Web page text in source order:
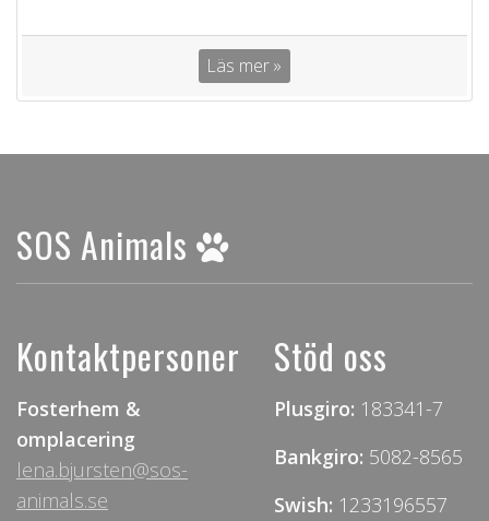
Läs mer »
SOS Animals
Kontaktpersoner
Fosterhem &
omplacering
lena.bjursten@sos-
animals.se
Stöd oss
Plusgiro: 183341-7
Bankgiro: 5082-8565
Swish: 1233196557